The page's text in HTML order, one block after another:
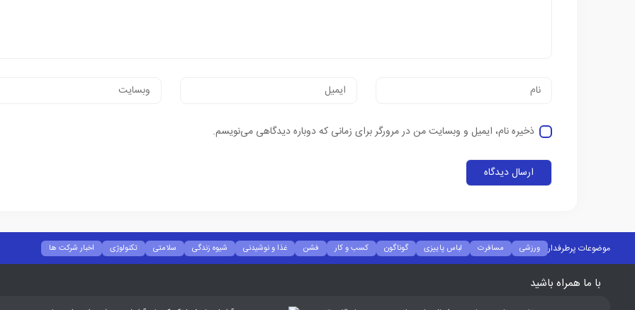
ذخیره نام، ایمیل و وبسایت من در مرورگر برای زمانی که دوباره دیدگاهی می‌نویسم.
موضوعات پرطرفدار ورزشی مسافرت لباس پاییزی گوناگون کسب و کار فشن غذا و نوشیدنی شیوه زندگی سلامتی تکنولوژی اخبار شرکت ها
با ما همراه باشید